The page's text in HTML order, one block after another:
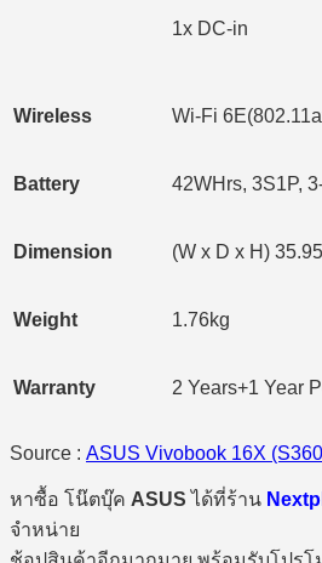
1x DC-in
Wireless Wi-Fi
Battery 42WHrs, 3S1P,
Dimension (W x D x H)
Weight 1.76kg
Warranty 2 Years+1 Year
Source : ASUS Vivobook 16X
หาซื้อ โน๊ตบุ๊ค ASUS ได้ที่ร้าน
จำหน่าย